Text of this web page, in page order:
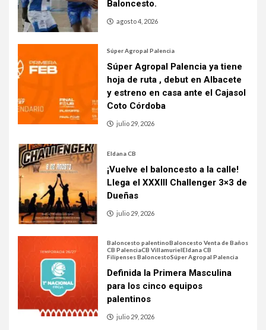
Baloncesto.
agosto 4, 2026
Súper Agropal Palencia
Súper Agropal Palencia ya tiene
hoja de ruta , debut en Albacete
y estreno en casa ante el Cajasol
Coto Córdoba
julio 29, 2026
Eldana CB
¡Vuelve el baloncesto a la calle!
Llega el XXXIII Challenger 3×3 de
Dueñas
julio 29, 2026
Baloncesto palentinoBaloncesto Venta de Baños
CB PalenciaCB VillamurielEldana CB
Filipenses BaloncestoSúper Agropal Palencia
Definida la Primera Masculina
para los cinco equipos
palentinos
julio 29, 2026